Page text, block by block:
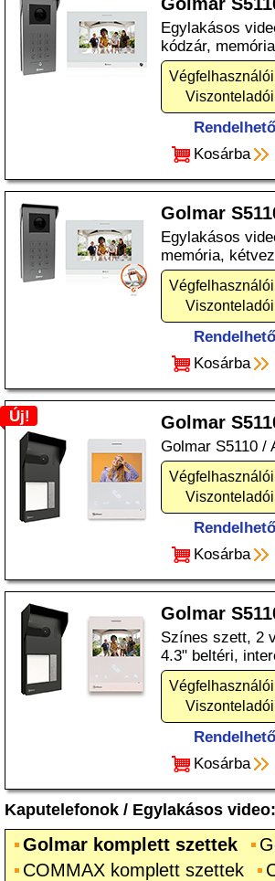
Egylakásos
kódzár,
Rendelhető
Kosárba
Golmar
Egylakásos
memória,
Rendelhető
Kosárba
Új! Golmar
Golmar S5110 /
Rendelhető
Kosárba
Golmar
Színes szett, 2
4.3" beltéri,
Rendelhető
Kosárba
Kaputelefonok / Egylakásos video:
Golmar komplett szettek
COMMAX komplett szettek